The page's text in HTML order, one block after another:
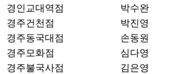
경인교대역점
박수완
경주건천점
박진영
경주동국대점
손동원
경주모화점
심다영
경주불국사점
김은영